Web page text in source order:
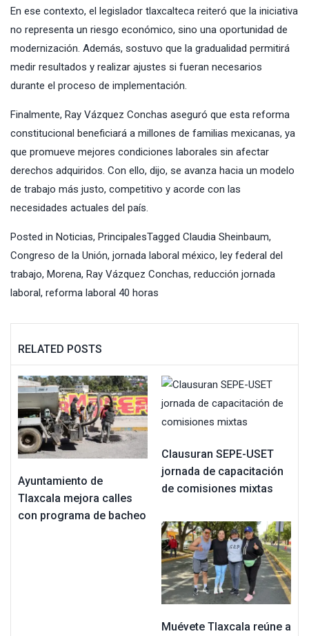
En ese contexto, el legislador tlaxcalteca reiteró que la iniciativa
no representa un riesgo económico, sino una oportunidad de
modernización. Además, sostuvo que la gradualidad permitirá
medir resultados y realizar ajustes si fueran necesarios
durante el proceso de implementación.
Finalmente, Ray Vázquez Conchas aseguró que esta reforma
constitucional beneficiará a millones de familias mexicanas, ya
que promueve mejores condiciones laborales sin afectar
derechos adquiridos. Con ello, dijo, se avanza hacia un modelo
de trabajo más justo, competitivo y acorde con las
necesidades actuales del país.
Posted in Noticias, PrincipalesTagged Claudia Sheinbaum,
Congreso de la Unión, jornada laboral méxico, ley federal del
trabajo, Morena, Ray Vázquez Conchas, reducción jornada
laboral, reforma laboral 40 horas
RELATED POSTS
Ayuntamiento de
Tlaxcala mejora calles
con programa de bacheo
Clausuran SEPE-USET
jornada de capacitación
de comisiones mixtas
Muévete Tlaxcala reúne a